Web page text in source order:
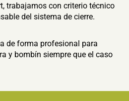
trabajamos con criterio técnico
del sistema de cierre.
de forma profesional para
y bombín siempre que el caso